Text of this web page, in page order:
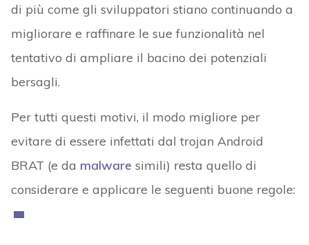
di più come gli sviluppatori stiano continuando a
migliorare e raffinare le sue funzionalità nel
tentativo di ampliare il bacino dei potenziali
bersagli.
Per tutti questi motivi, il modo migliore per
evitare di essere infettati dal trojan Android
BRAT (e da malware simili) resta quello di
considerare e applicare le seguenti buone regole: